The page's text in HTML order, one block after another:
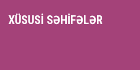
XÜSUSI SƏHIFƏLƏR